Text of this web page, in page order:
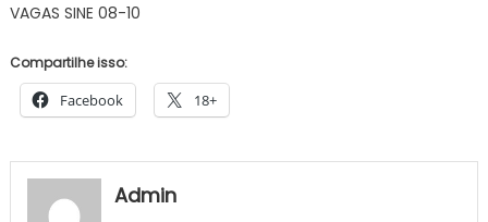
VAGAS SINE 08-10
Compartilhe isso:
Facebook 18+
Admin